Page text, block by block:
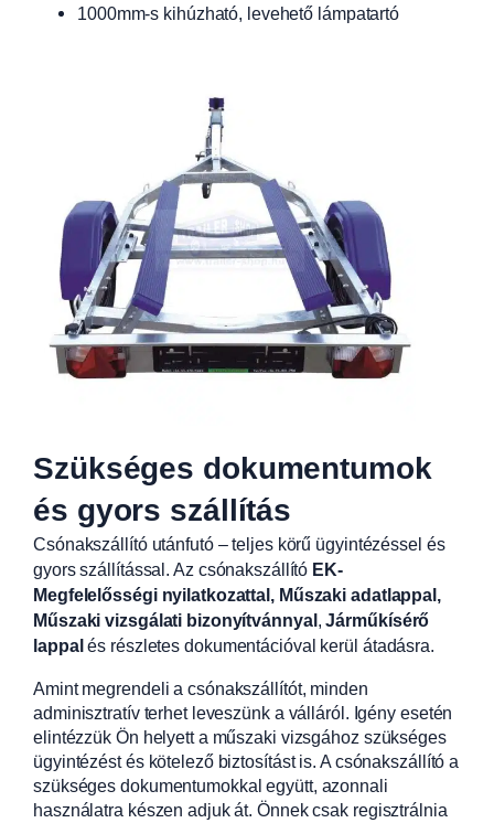
1000mm-s kihúzható, levehető lámpatartó
Szükséges dokumentumok
és gyors szállítás
Csónakszállító utánfutó – teljes körű ügyintézéssel és
gyors szállítással. Az csónakszállító EK-
Megfelelősségi nyilatkozattal, Műszaki adatlappal,
Műszaki vizsgálati bizonyítvánnyal ,Járműkísérő
lappal és részletes dokumentációval kerül átadásra.
Amint megrendeli a csónakszállítót, minden
adminisztratív terhet leveszünk a válláról. Igény esetén
elintézzük Ön helyett a műszaki vizsgához szükséges
ügyintézést és kötelező biztosítást is. A csónakszállító a
szükséges dokumentumokkal együtt, azonnali
használatra készen adjuk át. Önnek csak regisztrálnia